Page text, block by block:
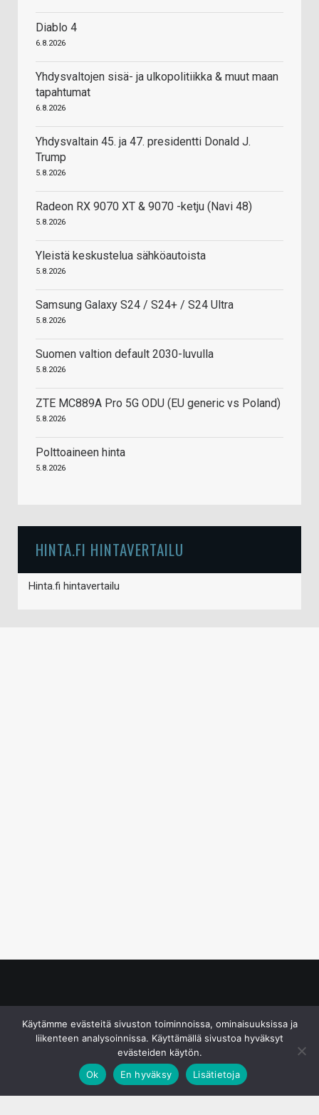
Diablo 4
6.8.2026
Yhdysvaltojen sisä- ja ulkopolitiikka & muut maan
tapahtumat
6.8.2026
Yhdysvaltain 45. ja 47. presidentti Donald J.
Trump
5.8.2026
Radeon RX 9070 XT & 9070 -ketju (Navi 48)
5.8.2026
Yleistä keskustelua sähköautoista
5.8.2026
Samsung Galaxy S24 / S24+ / S24 Ultra
5.8.2026
Suomen valtion default 2030-luvulla
5.8.2026
ZTE MC889A Pro 5G ODU (EU generic vs Poland)
5.8.2026
Polttoaineen hinta
5.8.2026
HINTA.FI HINTAVERTAILU
Hinta.fi hintavertailu
Käytämme evästeitä sivuston toiminnoissa, ominaisuuksissa ja
liikenteen analysoinnissa. Käyttämällä sivustoa hyväksyt
evästeiden käytön.
Ok
En hyväksy Lisätietoja